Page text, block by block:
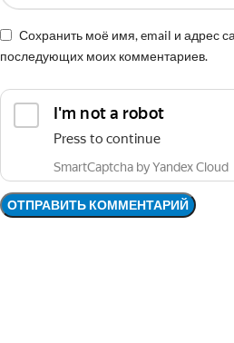
Сохранить моё имя, email и адрес
последующих моих комментариев.